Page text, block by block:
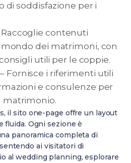
di soddisfazione per i
Raccoglie contenuti
dei matrimoni, con
utili per le coppie.
– Fornisce i riferimenti utili
e consulenze per
matrimonio.
il sito one-page offre un layout
fluida. Ogni sezione è
panoramica completa di
ai visitatori di
al wedding planning, esplorare